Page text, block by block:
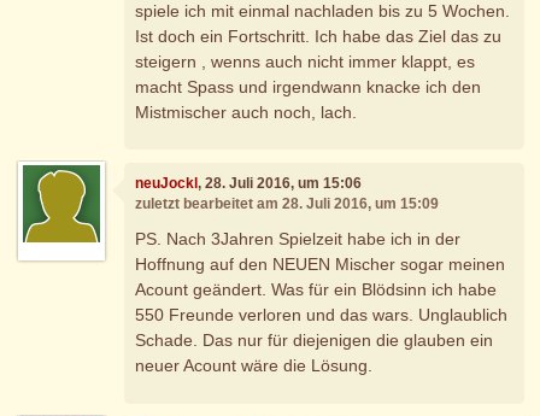
spiele ich mit einmal nachladen bis zu 5 Wochen.
Ist doch ein Fortschritt. Ich habe das Ziel das zu
steigern , wenns auch nicht immer klappt, es
macht Spass und irgendwann knacke ich den
Mistmischer auch noch, lach.
neuJockl, 28. Juli 2016, um 15:06
zuletzt bearbeitet am 28. Juli 2016, um 15:09
PS. Nach 3Jahren Spielzeit habe ich in der
Hoffnung auf den NEUEN Mischer sogar meinen
Acount geändert. Was für ein Blödsinn ich habe
550 Freunde verloren und das wars. Unglaublich
Schade. Das nur für diejenigen die glauben ein
neuer Acount wäre die Lösung.